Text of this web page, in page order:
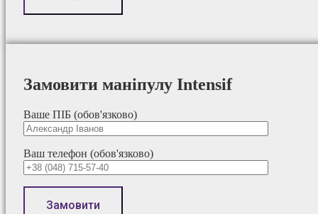
Замовити маніпулу Intensif
Ваше ПІБ (обов'язково)
Ваш телефон (обов'язково)